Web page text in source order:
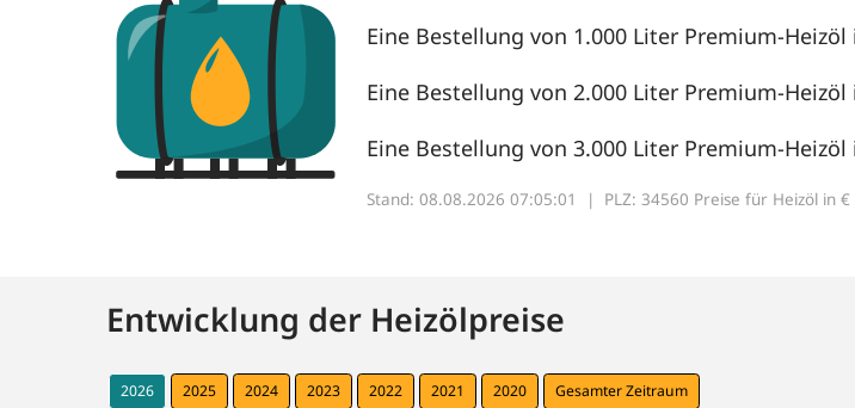
Eine Bestellung von 1.000 Liter Premium-
Eine Bestellung von 2.000 Liter Premium-
Eine Bestellung von 3.000 Liter Premium-
Stand: 08.08.2026 07:05:01 | PLZ: 34560 Preise für Heizöl in
Entwicklung der Heizölpreise
2026 2025 2024 2023 2022 2021 2020 Gesamter Zeitraum